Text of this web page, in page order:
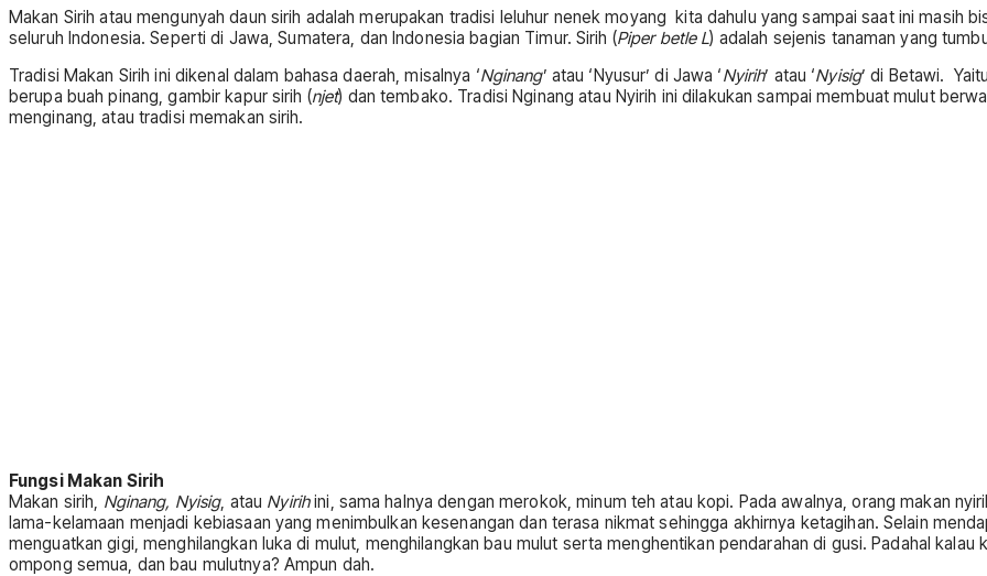
Makan Sirih atau mengunyah daun sirih adalah merupakan tradisi leluhur nenek moyang kita dahulu yang sampai saat ini masih
seluruh Indonesia. Seperti di Jawa, Sumatera, dan Indonesia bagian Timur. Sirih (Piper betle L) adalah sejenis tanaman yang
Tradisi Makan Sirih ini dikenal dalam bahasa daerah, misalnya ‘Nginang’ atau ‘Nyusur’ di Jawa ‘Nyirih’ atau ‘Nyisig’ di Betawi.
berupa buah pinang, gambir kapur sirih (njet) dan tembako. Tradisi Nginang atau Nyirih ini dilakukan sampai membuat mulut
menginang, atau tradisi memakan sirih.
Fungsi Makan Sirih
Makan sirih, Nginang, Nyisig, atau Nyirihini, sama halnya dengan merokok, minum teh atau kopi. Pada awalnya, orang makan
lama-kelamaan menjadi kebiasaan yang menimbulkan kesenangan dan terasa nikmat sehingga akhirnya ketagihan. Selain
menguatkan gigi, menghilangkan luka di mulut, menghilangkan bau mulut serta menghentikan pendarahan di gusi. Padahal
ompong semua, dan bau mulutnya? Ampun dah.